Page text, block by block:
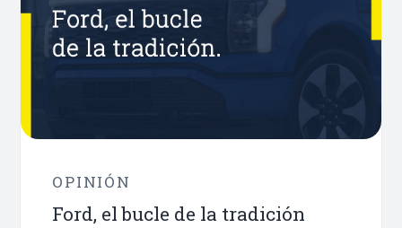
OPINIÓN
Ford, el bucle de la tradición